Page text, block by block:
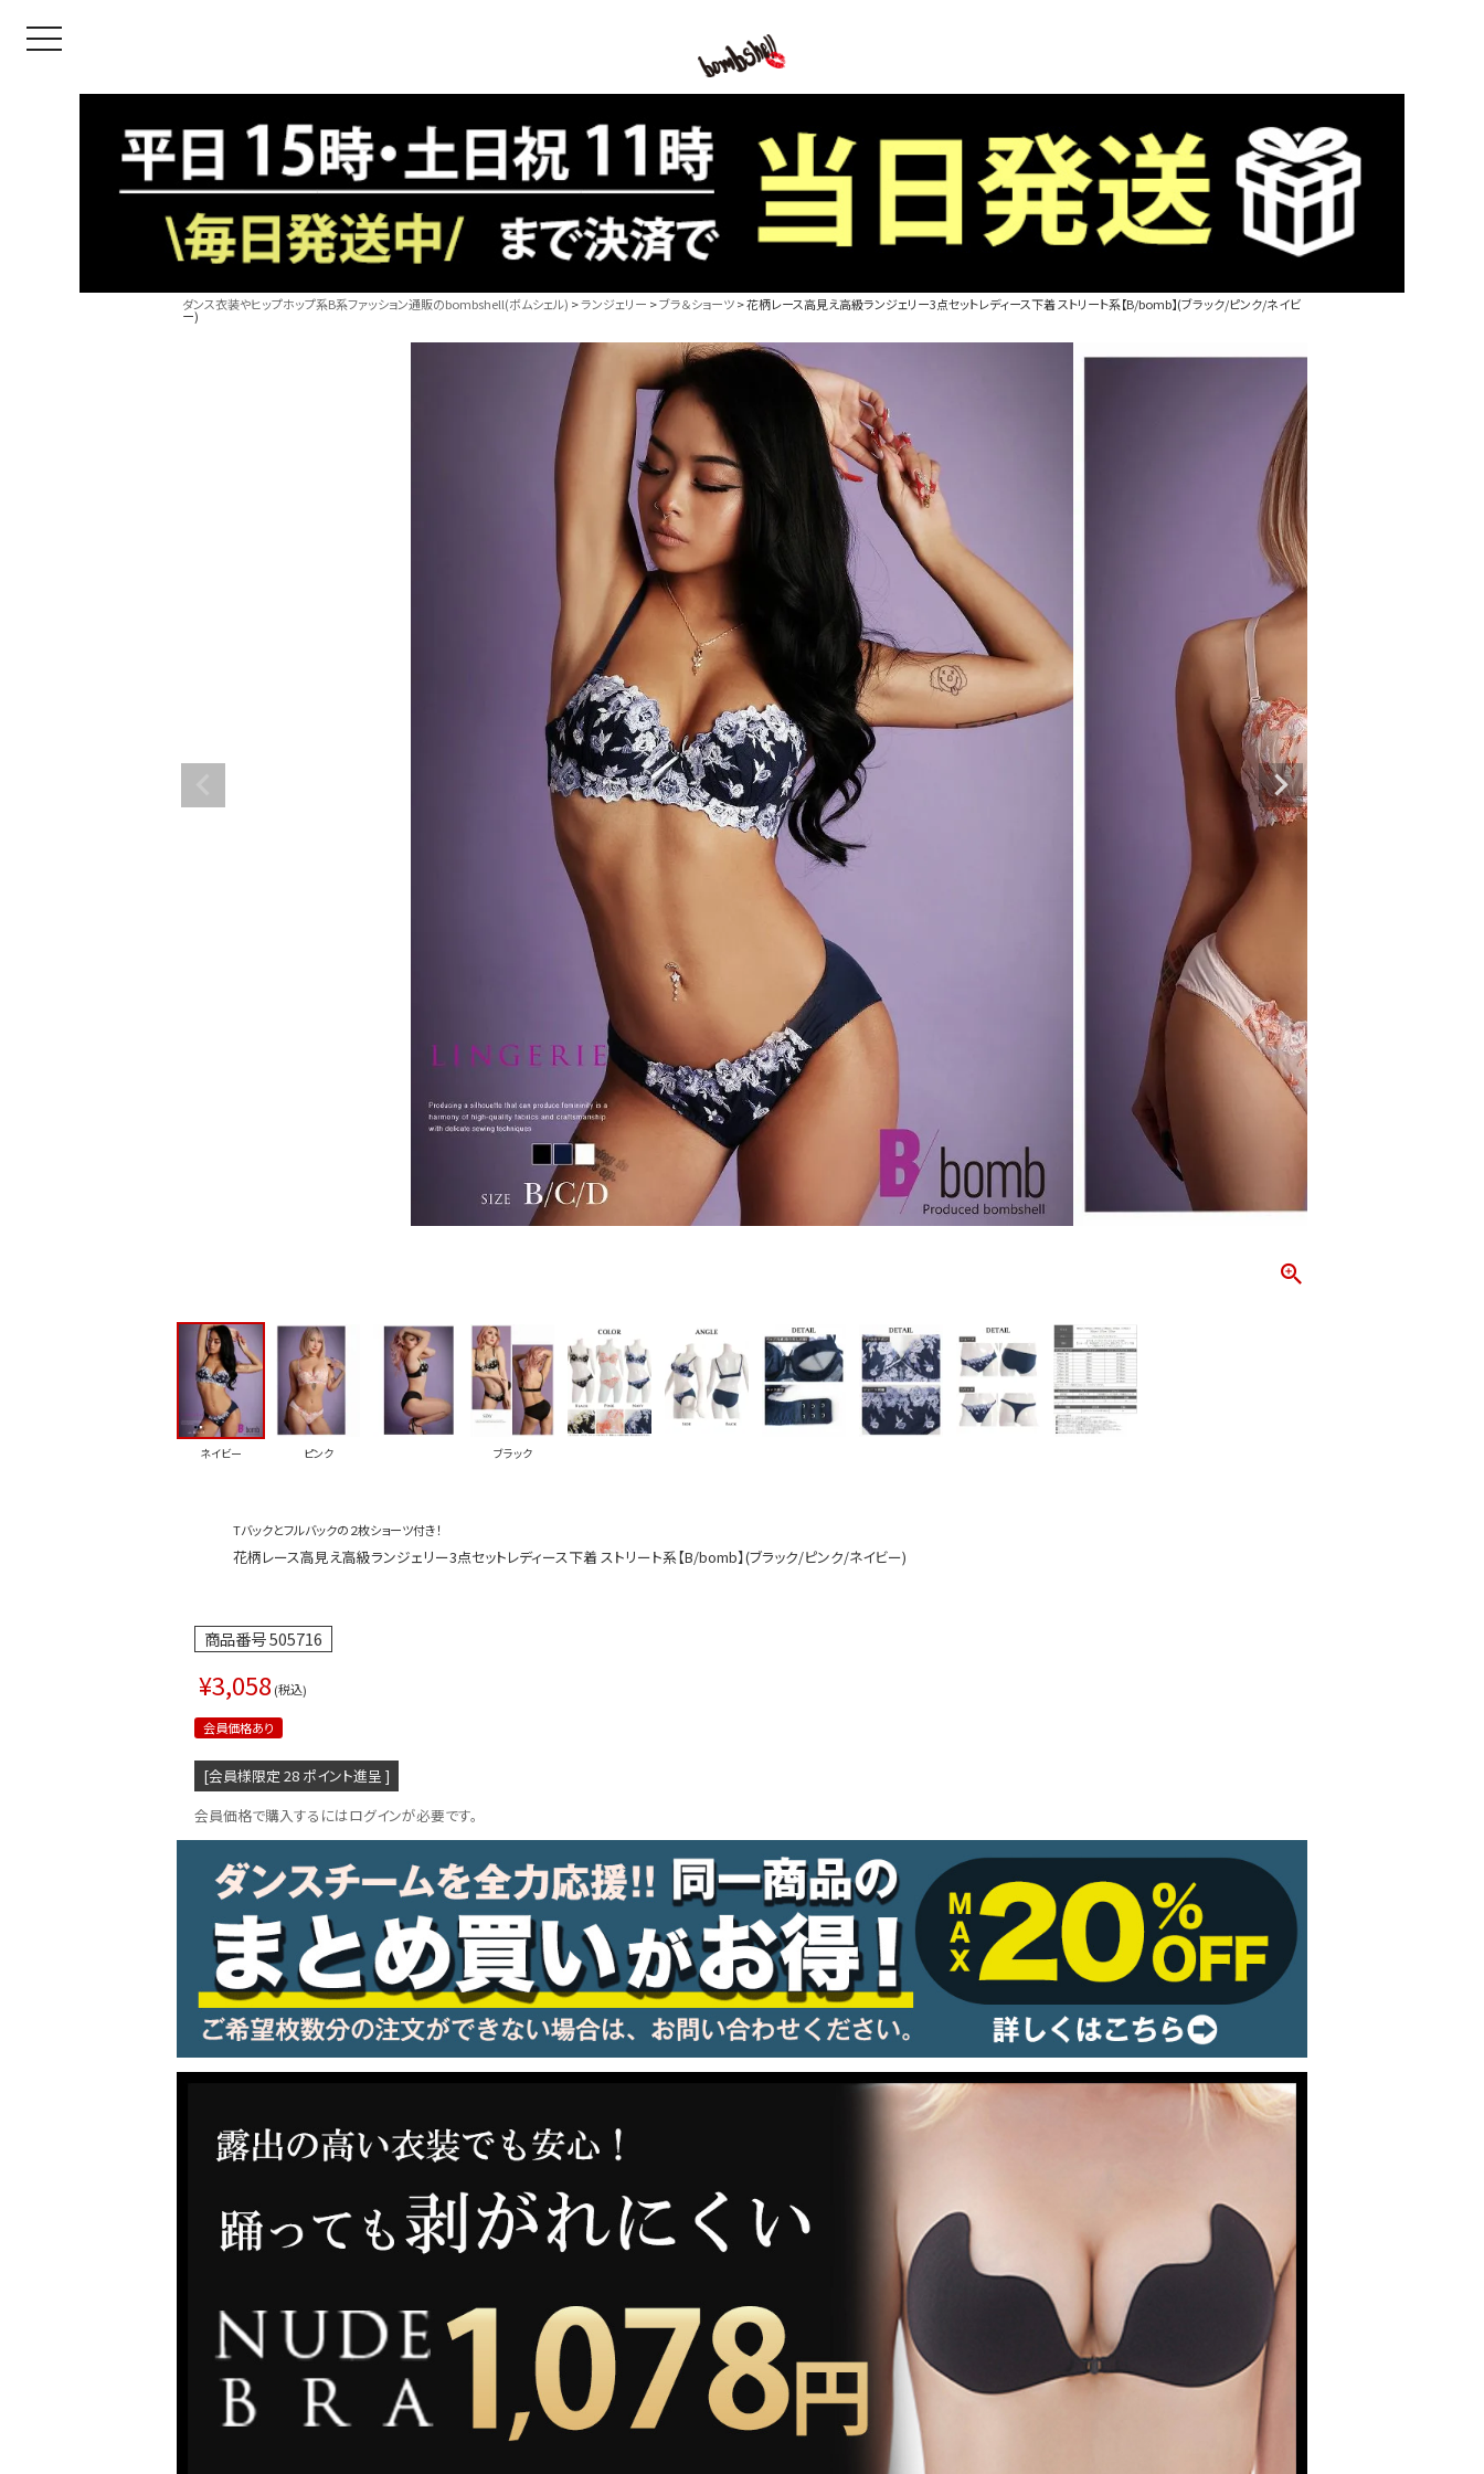
toggle navigation
装のトータルコーディネートのご提案。 ボムシェルならではの最新で斬新な衣装映えをお届け。
デはイメージしやすく、全てボムシェルでご購入可能。 普段着とは差別化出来るしっかりした
同一商品まとめ買いキャンペーン
B/bomb
【B/bomb＝ビーボム】はストリートファッション専門ブランド。
「これどこに売ってるの？」とついつい聞かれてしまうオシャレ大好き女子のストリートファッションブランド。 ダンサーの普
論、流行りのスタイルや日本であまり売ってないシルエットが人気。 韓国ストリート系ファッション、インポートラインなど、幅
ともかぶりたくない！というおしゃれ女子必見のストリートファッションを多数ご用意してます。
商品一覧
PICKUP CONTENTS
LOOKBOOK
トップス
ボトムス
ワンピース
アウター
クリスマス
ランジェリー
information
ダンス衣装やヒップホップ系B系ファッション通販のbombshell(ボムシェル) ランジェリー ブラ＆ショーツ 花柄レース高見え高級ランジェリー3点セットレディース下着 ストリート系【B/bomb】(ブラック/ピンク/ネイビ
ー)
ネイビー ピンク ブラック
Tバックとフルバックの２枚ショーツ付き！
花柄レース高見え高級ランジェリー3点セットレディース下着 ストリート系【B/bomb】(ブラック/ピンク/ネイビー)
商品番号505716
¥3,058 税込
会員価格あり
[会員様限定 28 ポイント進呈 ]
会員価格で購入するにはログインが必要です。